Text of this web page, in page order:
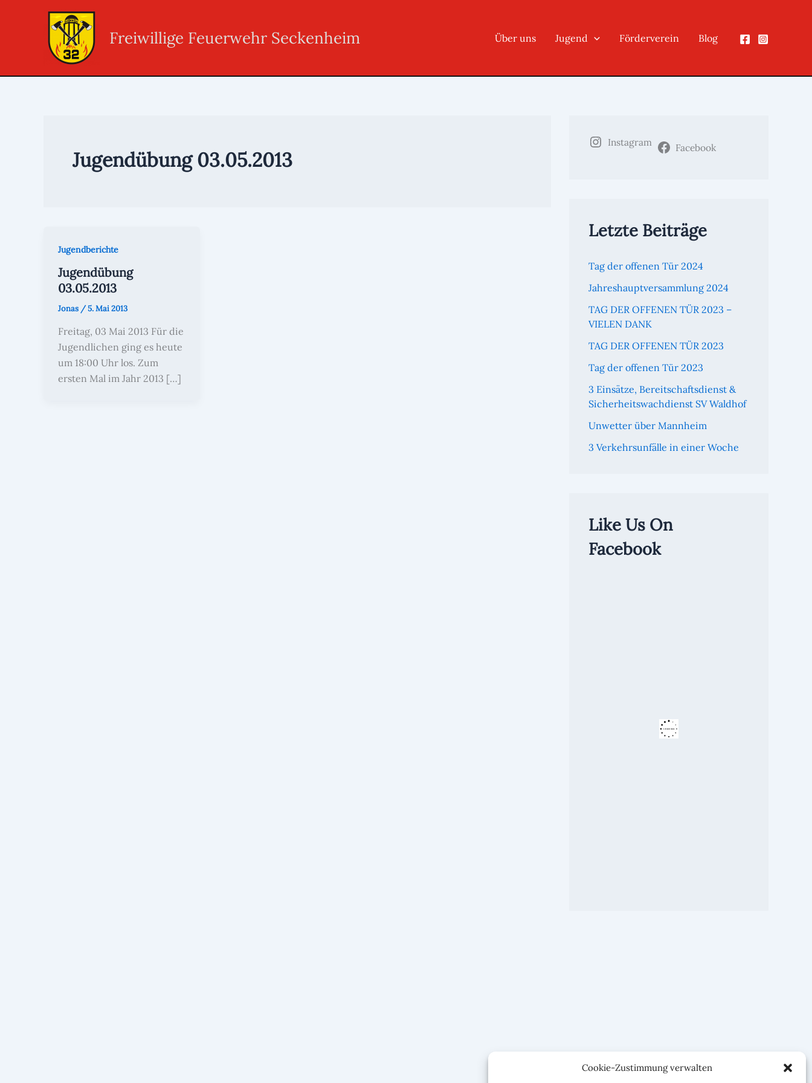
Cookie-Zustimmung verwalten
Freiwillige Feuerwehr Seckenheim Über uns Jugend Förderverein Blog
Jugendübung 03.05.2013
Jugendberichte
Jugendübung
03.05.2013
Jonas /5. Mai 2013
Freitag, 03 Mai 2013 Für die
Jugendlichen ging es heute
um 18:00 Uhr los. Zum
ersten Mal im Jahr 2013 […]
Instagram Facebook
Letzte Beiträge
Tag der offenen Tür 2024
Jahreshauptversammlung 2024
TAG DER OFFENEN TÜR 2023 –
VIELEN DANK
TAG DER OFFENEN TÜR 2023
Tag der offenen Tür 2023
3 Einsätze, Bereitschaftsdienst &
Sicherheitswachdienst SV Waldhof
Unwetter über Mannheim
3 Verkehrsunfälle in einer Woche
Like Us On
Facebook